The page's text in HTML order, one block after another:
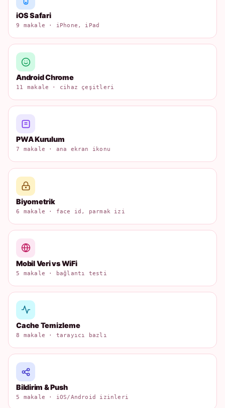
iOS Safari
9 makale · iPhone, iPad
Android Chrome
11 makale · cihaz çeşitleri
PWA Kurulum
7 makale · ana ekran ikonu
Biyometrik
6 makale · face id, parmak izi
Mobil Veri vs WiFi
5 makale · bağlantı testi
Cache Temizleme
8 makale · tarayıcı bazlı
Bildirim & Push
5 makale · iOS/Android izinleri